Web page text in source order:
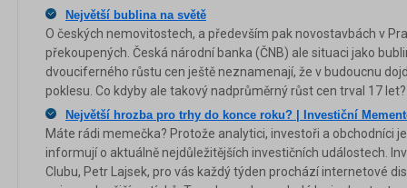
Největší bublina na světě
O českých nemovitostech, a především pak novostavbách v
překoupených. Česká národní banka (ČNB) ale situaci jako
dvouciferného růstu cen ještě neznamenají, že v budoucnu
poklesu. Co kdyby ale takový nadprůměrný růst cen trval 17 let?
Největší hrozba pro trhy do konce roku? | Investiční
Máte rádi memečka? Protože analytici, investoři a obchodníci
informují o aktuálně nejdůležitějších investičních událostech.
Clubu, Petr Lajsek, pro vás každý týden prochází internetové